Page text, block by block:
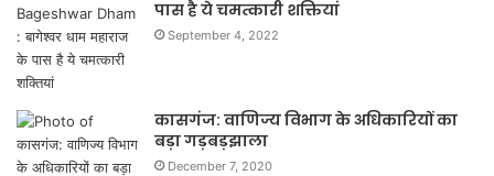
पास है ये चमत्कारी शक्तियां
September 4, 2022
कासगंज: वाणिज्य विभाग के अधिकारियों का
बड़ा गड़बड़झाला
December 7, 2020